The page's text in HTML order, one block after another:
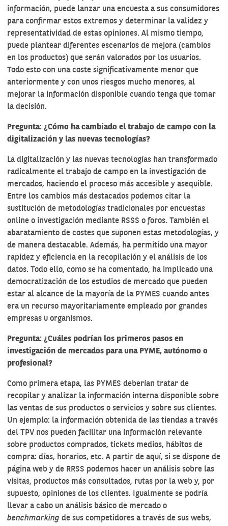
información, puede lanzar una encuesta a sus consumidores
para confirmar estos extremos y determinar la validez y
representatividad de estas opiniones. Al mismo tiempo,
puede plantear diferentes escenarios de mejora (cambios
en los productos) que serán valorados por los usuarios.
Todo esto con una coste significativamente menor que
anteriormente y con unos riesgos mucho menores, al
mejorar la información disponible cuando tenga que tomar
la decisión.
Pregunta: ¿Cómo ha cambiado el trabajo de campo con la
digitalización y las nuevas tecnologías?
La digitalización y las nuevas tecnologías han transformado
radicalmente el trabajo de campo en la investigación de
mercados, haciendo el proceso más accesible y asequible.
Entre los cambios más destacados podemos citar la
sustitución de metodologías tradicionales por encuestas
online o investigación mediante RSSS o foros. También el
abaratamiento de costes que suponen estas metodologías, y
de manera destacable. Además, ha permitido una mayor
rapidez y eficiencia en la recopilación y el análisis de los
datos. Todo ello, como se ha comentado, ha implicado una
democratización de los estudios de mercado que pueden
estar al alcance de la mayoría de la PYMES cuando antes
era un recurso mayoritariamente empleado por grandes
empresas u organismos.
Pregunta: ¿Cuáles podrían los primeros pasos en
investigación de mercados para una PYME, autónomo o
profesional?
Como primera etapa, las PYMES deberían tratar de
recopilar y analizar la información interna disponible sobre
las ventas de sus productos o servicios y sobre sus clientes.
Un ejemplo: la información obtenida de las tiendas a través
del TPV nos pueden facilitar una información relevante
sobre productos comprados, tickets medios, hábitos de
compra: días, horarios, etc. A partir de aquí, si se dispone de
página web y de RRSS podemos hacer un análisis sobre las
visitas, productos más consultados, rutas por la web y, por
supuesto, opiniones de los clientes. Igualmente se podría
llevar a cabo un análisis básico de mercado o
benchmarking de sus competidores a través de sus webs,